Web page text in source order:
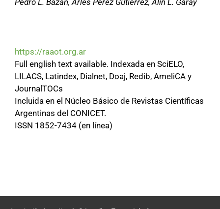
Pedro L. Bazán, Arles Pérez Gutiérrez, Alin L. Garay
https://raaot.org.ar
Full english text available. Indexada en SciELO,
LILACS, Latindex, Dialnet, Doaj, Redib, AmeliCA y
JournalTOCs
Incluida en el Núcleo Básico de Revistas Científicas
Argentinas del CONICET.
ISSN 1852-7434 (en línea)